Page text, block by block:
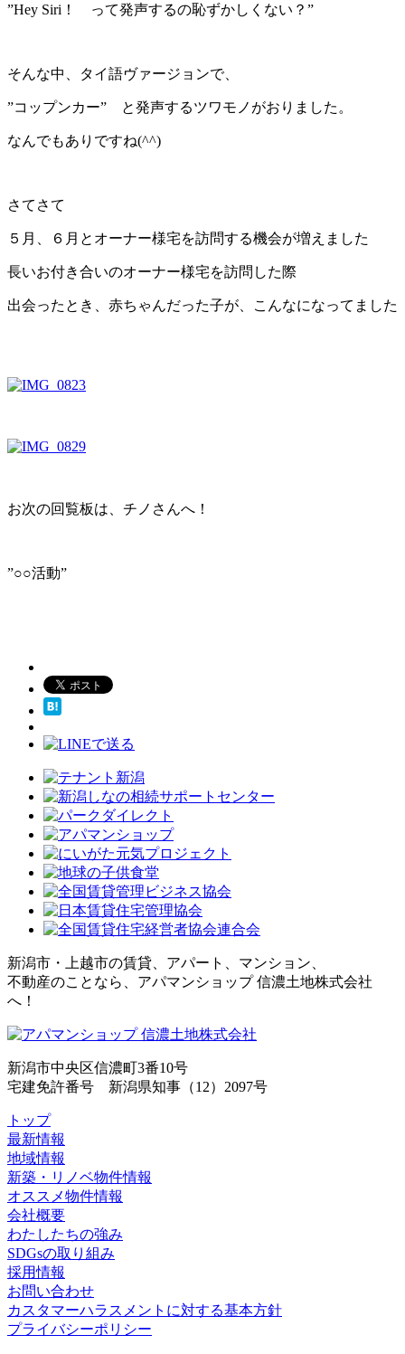
”Hey Siri！ って発声するの恥ずかしくない？”
そんな中、タイ語ヴァージョンで、
”コップンカー” と発声するツワモノがおりました。
なんでもありですね(^^)
さてさて
５月、６月とオーナー様宅を訪問する機会が増えました
長いお付き合いのオーナー様宅を訪問した際
出会ったとき、赤ちゃんだった子が、こんなになってました
お次の回覧板は、チノさんへ！
”○○活動”
新潟市・上越市の賃貸、アパート、マンション、
不動産のことなら、アパマンショップ 信濃土地株式会社
へ！
新潟市中央区信濃町3番10号
宅建免許番号 新潟県知事（12）2097号
トップ
最新情報
地域情報
新築・リノベ物件情報
オススメ物件情報
会社概要
わたしたちの強み
SDGsの取り組み
採用情報
お問い合わせ
カスタマーハラスメントに対する基本方針
プライバシーポリシー